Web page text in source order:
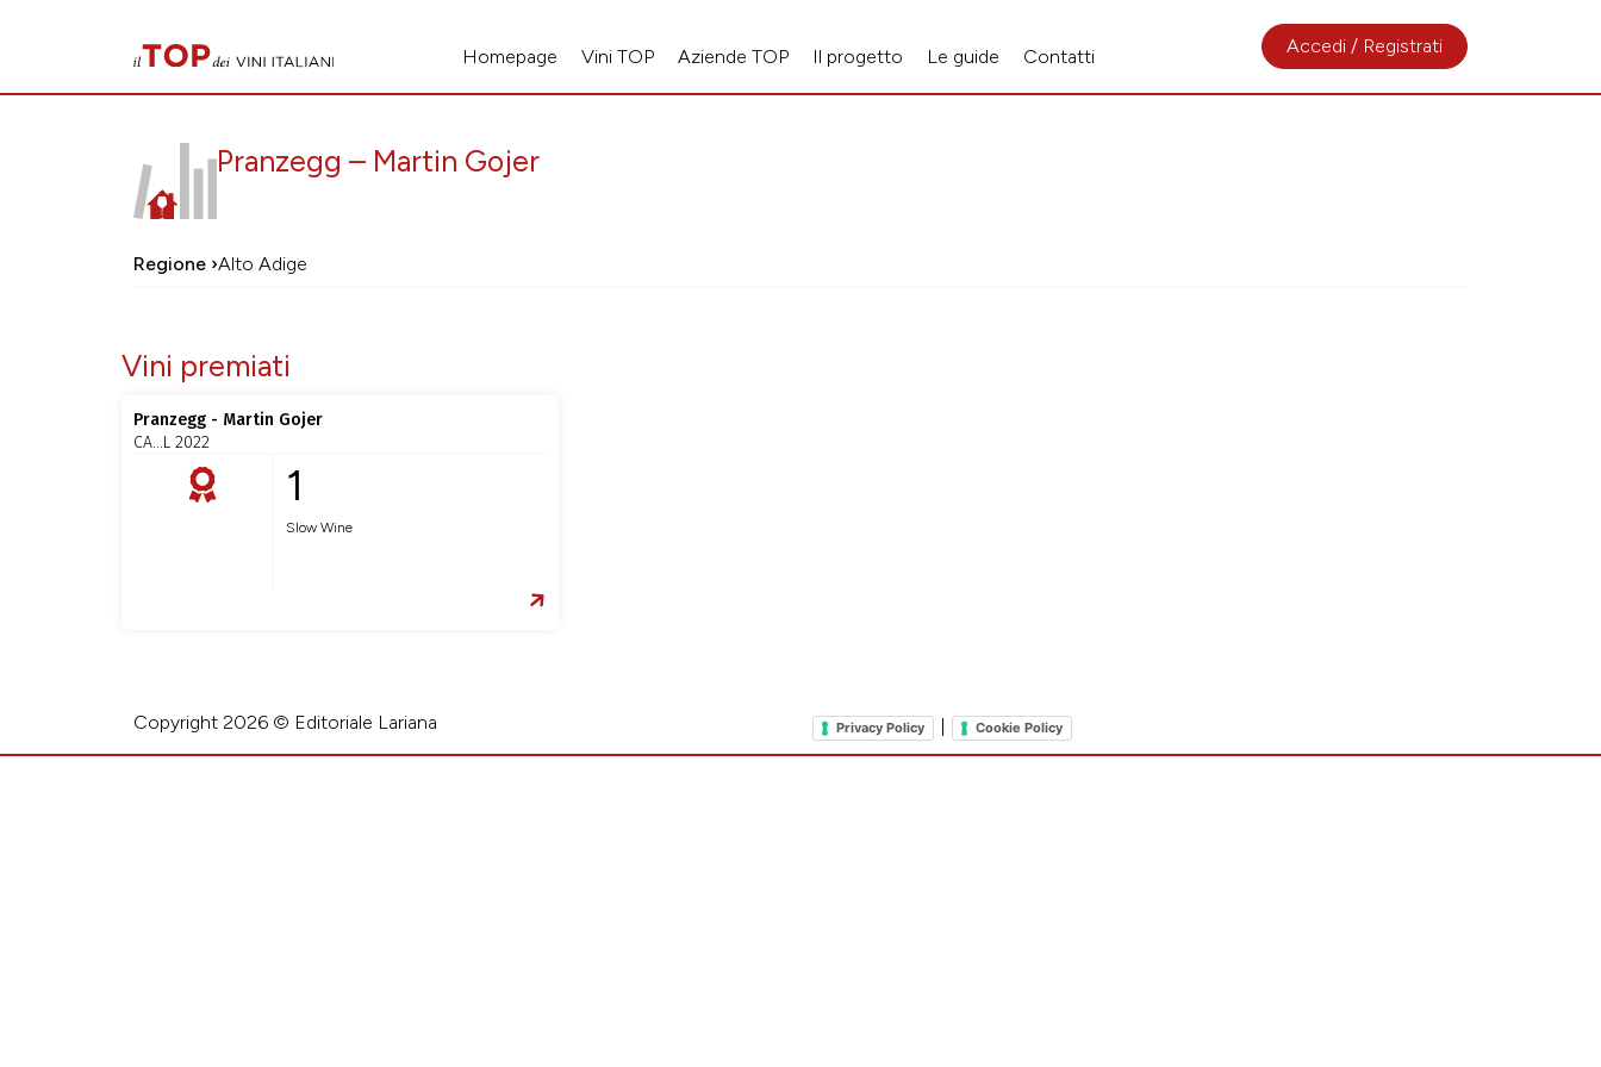
Homepage Vini TOP Aziende TOP Il progetto Le guide Contatti Accedi / Registrati
Pranzegg – Martin Gojer
Regione ›Alto Adige
Vini premiati
Pranzegg - Martin Gojer
CA…L 2022
1
Slow Wine
Copyright 2026 © Editoriale Lariana Privacy Policy Cookie Policy